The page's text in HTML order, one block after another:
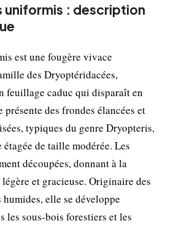
uniformis : description
est une fougère vivace
des Dryoptéridacées,
feuillage caduc qui disparaît en
présente des frondes élancées et
typiques du genre Dryopteris,
de taille modérée. Les
découpées, donnant à la
et gracieuse. Originaire des
elle se développe
les sous-bois forestiers et les